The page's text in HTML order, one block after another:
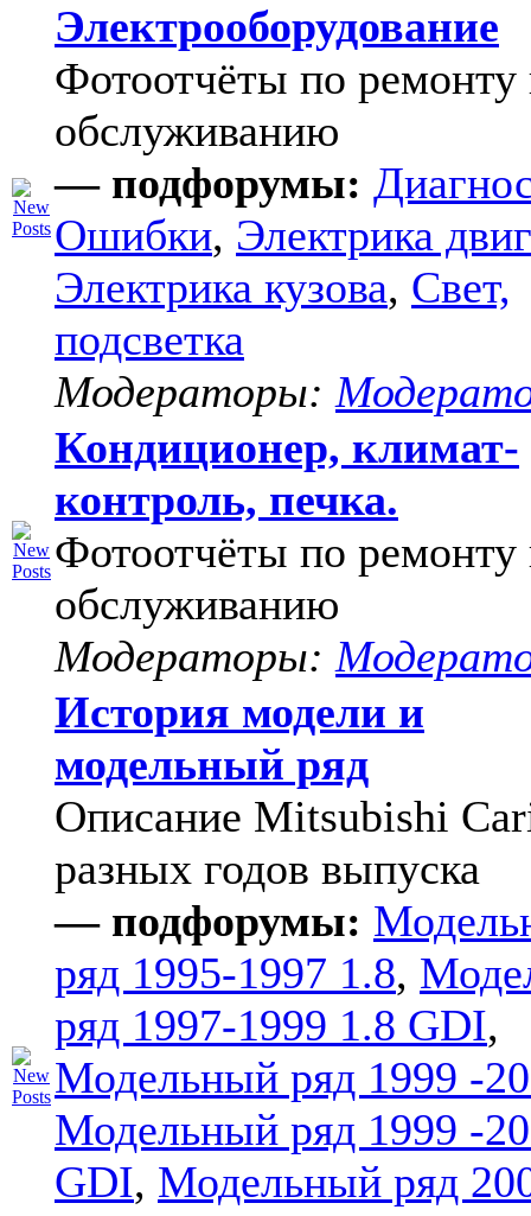
Электрооборудование
Фотоотчёты по ремонту
обслуживанию
— подфорумы:
Ошибки, Электрика
Электрика кузова, Свет,
подсветка
Модераторы:
Кондиционер, климат-
контроль, печка.
Фотоотчёты по ремонту
обслуживанию
Модераторы:
История модели и
модельный ряд
Описание Mitsubishi
разных годов выпуска
— подфорумы:
ряд 1995-1997 1.8,
ряд 1997-1999 1.8 GDI,
Модельный ряд 1999 -
Модельный ряд 1999 -
GDI, Модельный ряд